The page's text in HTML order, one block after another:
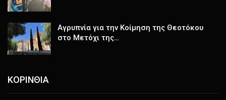
Αγρυπνία για την Κοίμηση της Θεοτόκου
στο Μετόχι της…
ΚΟΡΙΝΘΙΑ